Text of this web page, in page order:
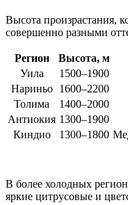
Высота произрастания,
совершенно разными
Регион Высота, м
Уила
1500–1900
Нариньо
1600–2200
Толима
1400–2000
Антиокия 1300–1900
Киндио
1300–1800
В более холодных
яркие цитрусовые и